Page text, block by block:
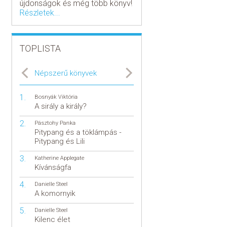
újdonságok és még több könyv!
Részletek...
TOPLISTA
Népszerű könyvek
Bosnyák Viktória
A sirály a király?
Pásztohy Panka
Pitypang és a töklámpás -
Pitypang és Lili
Katherine Applegate
Kívánságfa
Danielle Steel
A komornyik
Danielle Steel
Kilenc élet